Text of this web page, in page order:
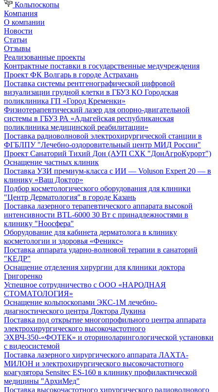
Кольпоскопы
Компания
О компании
Новости
Статьи
Отзывы
Реализованные проекты
Контрактные поставки в государственные медучреждения
Проект ФК Волгарь в городе Астрахань
Поставка системы рентгенографической цифровой
визуализации грудной клетки в ГБУЗ КО Городская
поликлиника ГП «Город Кременки»
Физиотерапевтический лазер для опорно-двигательной
системы в ГБУЗ РА «Адыгейская республиканская
поликлиника медицинской реабилитации»
Поставка радиоволновой электрохирургической станции в
ФГБЛПУ "Лечебно-оздоровительный центр МИД России"
Проект Санаторий Тихий Дон (АУП СХК "ДонАгроКурорт")
Оснащение частных клиник
Поставка УЗИ премиум-класса с ИИ — Voluson Expert 20 — в
клинику «Ваш Доктор»
Подбор косметологического оборудования для клиники
"Центр Дерматология" в городе Казань
Поставка лазерного терапевтического аппарата высокой
интенсивности BTL-6000 30 Вт с принадлежностями в
клинику "Ноосфера"
Оборудование для кабинета дерматолога в клинику
косметологии и здоровья «Феникс»
Поставка аппарата ударно-волновой терапии в санаторий
"КЕДР"
Оснащение отделения хирургии для клиники доктора
Григоренко
Успешное сотрудничество с ООО «НАРОДНАЯ
СТОМАТОЛОГИЯ»
Оснащение кольпоскопами ЭКС-1М лечебно-
диагностического центра Доктора Дукина
Поставка под открытие многопрофильного центра аппарата
электрохирургического высокочастотного
ЭХВЧ-350-«ФОТЕК» и оториноларингологической установки
с видеосистемой
Поставка лазерного хирургического аппарата ЛАХТА-
МИЛОН и электрохирургического высокочастотного
коагулятора Sensitec ES-160 в клинику профилактической
медицины "АрхиМед"
Поставка высокочастотного хирургического радиоволнового